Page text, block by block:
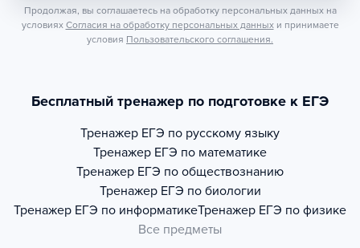
Продолжая, вы соглашаетесь на обработку персональных данных на
условиях Согласия на обработку персональных данных и принимаете
условия Пользовательского соглашения.
Бесплатный тренажер по подготовке к ЕГЭ
Тренажер ЕГЭ по русскому языку
Тренажер ЕГЭ по математике
Тренажер ЕГЭ по обществознанию
Тренажер ЕГЭ по биологии
Тренажер ЕГЭ по информатикеТренажер ЕГЭ по физике
Все предметы